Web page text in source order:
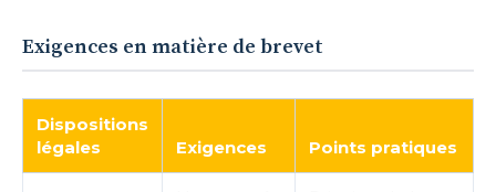
Exigences en matière de brevet
Dispositions
légales
Exigences Points pratiques